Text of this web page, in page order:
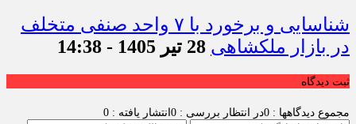
شناسایی و برخورد با ۷ واحد صنفی متخلف
در بازار ملکشاهی 28 تیر 1405 - 14:38
ثبت دیدگاه
مجموع دیدگاهها : 0 در انتظار بررسی : 0 انتشار یافته : 0